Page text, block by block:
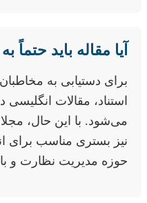
آیا مقاله باید حتماً
برای دستیابی به
استناد، مقالات
می‌شود. با این حال،
نیز بستری مناسب برای
حوزه مدیریت نظارت و